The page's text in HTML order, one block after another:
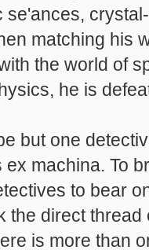
se'ances,
matching his
the world of
he is
but one
machina. To
to bear
the direct
is more than